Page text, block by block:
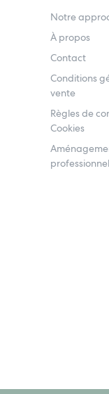
Notre
À propos
Contact
Conditions
vente
Règles de
Cookies